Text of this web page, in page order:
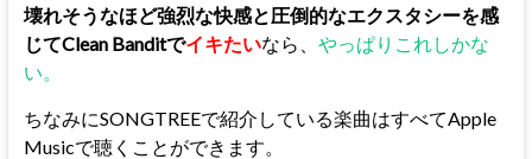
壊れそうなほど強烈な快感と圧倒的なエクスタシーを感
じてClean Banditでイキたいなら、 やっぱりこれしかな
い。
ちなみにSONGTREEで紹介している楽曲はすべてApple
Musicで聴くことができます。